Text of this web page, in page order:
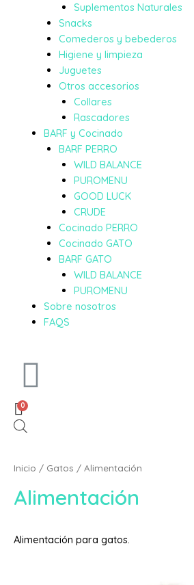
Suplementos Naturales
Snacks
Comederos y bebederos
Higiene y limpieza
Juguetes
Otros accesorios
Collares
Rascadores
BARF y Cocinado
BARF PERRO
WILD BALANCE
PUROMENU
GOOD LUCK
CRUDE
Cocinado PERRO
Cocinado GATO
BARF GATO
WILD BALANCE
PUROMENU
Sobre nosotros
FAQS
0
Inicio / Gatos / Alimentación
Alimentación
Alimentación para gatos.